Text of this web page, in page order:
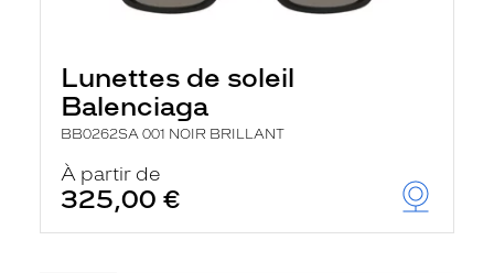
Lunettes de soleil
Balenciaga
BB0262SA 001 NOIR BRILLANT
À partir de
325,00 €